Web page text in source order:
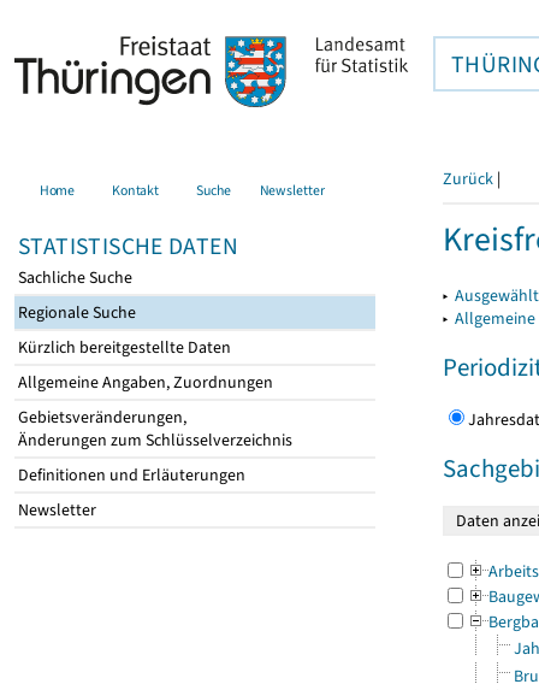
Home Kontakt Suche Newsletter
STATISTISCHE DATEN
Sachliche Suche
Regionale Suche
Kürzlich bereitgestellte Daten
Allgemeine Angaben, Zuordnungen
Gebietsveränderungen,
Änderungen zum Schlüsselverzeichnis
Definitionen und Erläuterungen
Newsletter
Zurück |
▸
▸